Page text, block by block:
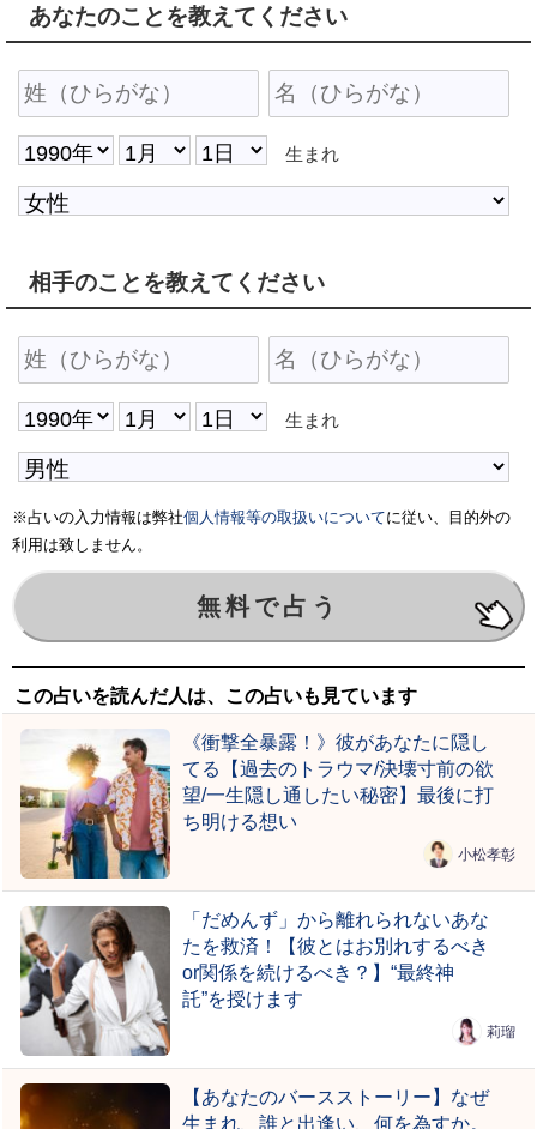
あなたのことを教えてください
生まれ
相手のことを教えてください
生まれ
※占いの入力情報は弊社個人情報等の取扱いについてに従い、目的外の
利用は致しません。
この占いを読んだ人は、この占いも見ています
《衝撃全暴露！》彼があなたに隠し
てる【過去のトラウマ/決壊寸前の欲
望/一生隠し通したい秘密】最後に打
ち明ける想い
小松孝彰
「だめんず」から離れられないあな
たを救済！【彼とはお別れするべき
or関係を続けるべき？】“最終神
託”を授けます
莉瑠
【あなたのバースストーリー】なぜ
生まれ、誰と出逢い、何を為すか。